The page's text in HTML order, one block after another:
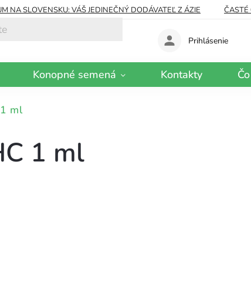
NA SLOVENSKU: VÁŠ JEDINEČNÝ DODÁVATEĽ Z ÁZIE
ČASTÉ
Prihlásenie
Konopné semená Kontakty
ml
1 ml